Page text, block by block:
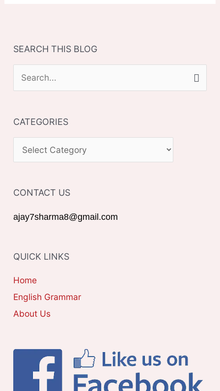
SEARCH THIS BLOG
e
r
c
o
:
CATEGORIES
A
E
G
I
E
S
CONTACT US
ajay7sharma8@gmail.com
QUICK LINKS
Home
English Grammar
About Us